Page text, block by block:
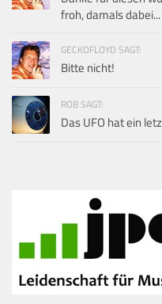
froh, damals dabei...
GECKOFLOYD SAGT:
Bitte nicht!
ROB SAGT:
Das UFO hat ein